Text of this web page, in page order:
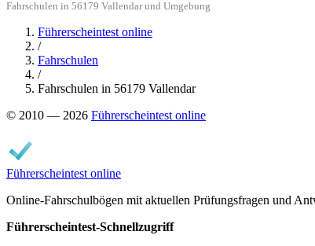
Fahrschulen in 56179 Vallendar und Umgebung
Führerscheintest online
/
Fahrschulen
/
Fahrschulen in 56179 Vallendar
© 2010 — 2026 Führerscheintest online
Führerscheintest online
Online-Fahrschulbögen mit aktuellen Prüfungsfragen und
Führerscheintest-Schnellzugriff